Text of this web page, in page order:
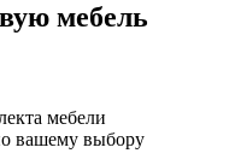
мебель
мебели
вашему выбору